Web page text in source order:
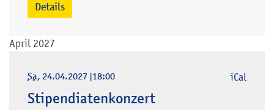
Details
April 2027
Sa, 24.04.2027 |18:00
Stipendiatenkonzert
iCal